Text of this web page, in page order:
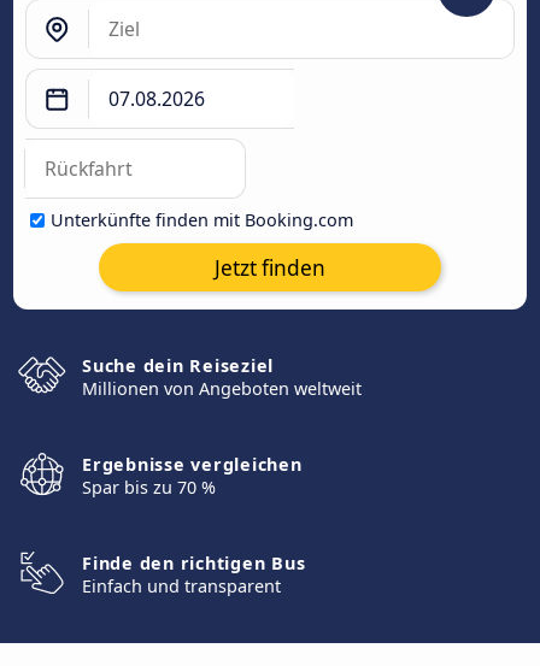
Unterkünfte finden mit Booking.com
Jetzt finden
Suche dein Reiseziel
Millionen von Angeboten weltweit
Ergebnisse vergleichen
Spar bis zu 70 %
Finde den richtigen Bus
Einfach und transparent